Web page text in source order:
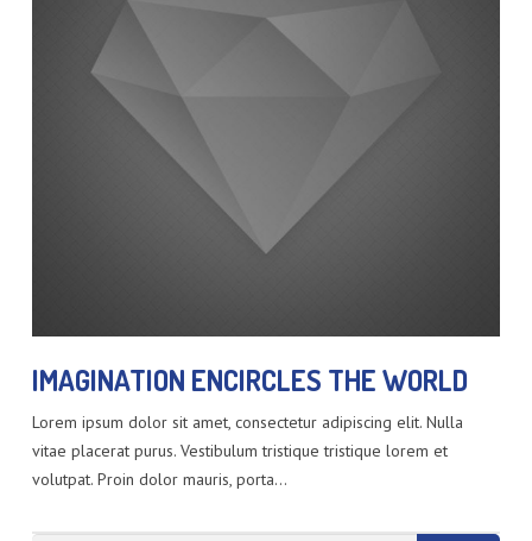
TECNOLOGIE
IL NOSTRO TEAM
IMAGINATION ENCIRCLES THE WORLD
Lorem ipsum dolor sit amet, consectetur adipiscing elit. Nulla
vitae placerat purus. Vestibulum tristique tristique lorem et
volutpat. Proin dolor mauris, porta…